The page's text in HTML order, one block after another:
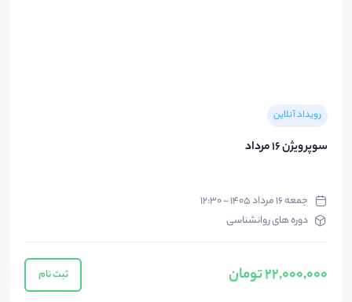
رویداد آنلاین
سوپر ویژن 16 مرداد
جمعه ۱۶ مرداد ۱۴۰۵ - ۱۲:۳۰
دوره های روانشناسی
22,000,000 تومان ثبت نام